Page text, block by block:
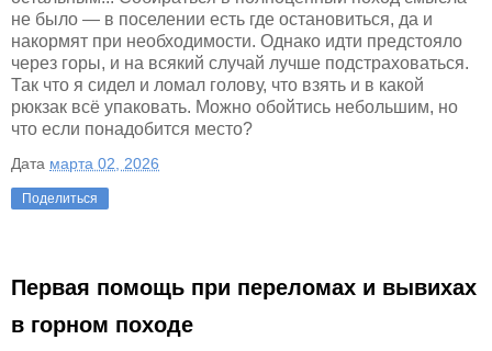
не было — в поселении есть где остановиться, да и
накормят при необходимости. Однако идти предстояло
через горы, и на всякий случай лучше подстраховаться.
Так что я сидел и ломал голову, что взять и в какой
рюкзак всё упаковать. Можно обойтись небольшим, но
что если понадобится место?
Дата марта 02, 2026
Поделиться
Первая помощь при переломах и вывихах
в горном походе